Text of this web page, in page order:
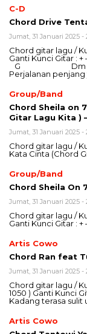
C-D
Chord Drive
Jumat, 31 Januari 2025 -
Chord gitar lagu /
Ganti Kunci Gitar :
G Dm
Perjalanan penjang
Group/Band
Chord Sheila on
Gitar Lagu Kita )
Jumat, 31 Januari 2025 -
Chord gitar lagu /
Kata Cinta (Chord
Group/Band
Chord Sheila On
Jumat, 31 Januari 2025 -
Chord gitar lagu /
Ganti Kunci Gitar :
Artis Cowo
Chord Ran feat
Jumat, 31 Januari 2025 -
Chord gitar lagu /
1050 ) Ganti
Kadang terasa sulit
Artis Cowo